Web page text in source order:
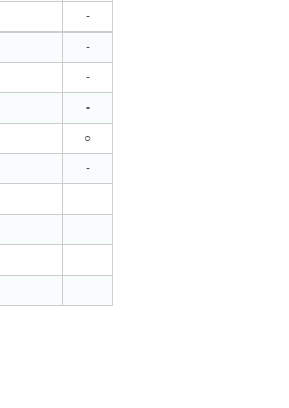
-
-
-
-
○
-